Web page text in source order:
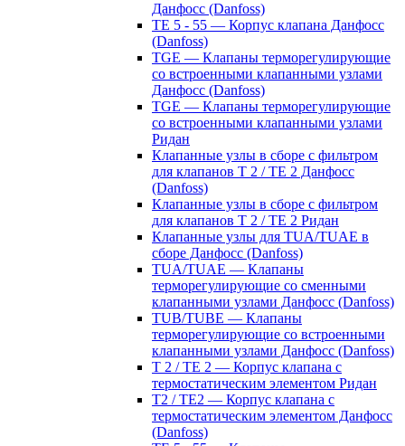
Данфосс (Danfoss)
TE 5 - 55 — Корпус клапана Данфосс
(Danfoss)
TGE — Клапаны терморегулирующие
со встроенными клапанными узлами
Данфосс (Danfoss)
TGE — Клапаны терморегулирующие
со встроенными клапанными узлами
Ридан
Клапанные узлы в сборе с фильтром
для клапанов T 2 / TE 2 Данфосс
(Danfoss)
Клапанные узлы в сборе с фильтром
для клапанов T 2 / TE 2 Ридан
Клапанные узлы для TUA/TUAE в
сборе Данфосс (Danfoss)
TUA/TUAE — Клапаны
терморегулирующие со сменными
клапанными узлами Данфосс (Danfoss)
TUB/TUBE — Клапаны
терморегулирующие со встроенными
клапанными узлами Данфосс (Danfoss)
T 2 / TE 2 — Корпус клапана с
термостатическим элементом Ридан
T2 / TE2 — Корпус клапана с
термостатическим элементом Данфосс
(Danfoss)